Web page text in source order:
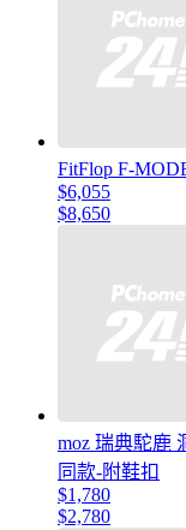
FitFlop F-
$6,055
$8,650
moz 瑞典駝鹿
同款-附鞋扣
$1,780
$2,780